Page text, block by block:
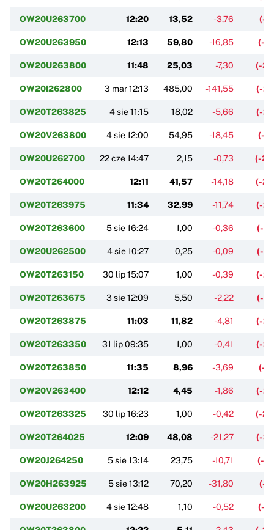
OW20U263700 12:20 13,52 -3,76 (-
OW20U263950 12:13 59,80 -16,85 (-
OW20U263800 11:48 25,03 -7,30 (-
OW20I262800 3 mar 12:13 485,00 -141,55 (-
OW20T263825 4 sie 11:15 18,02 -5,66 (-
OW20V263800 4 sie 12:00 54,95 -18,45 (-
OW20U262700 22 cze 14:47 2,15 -0,73 (-
OW20T264000 12:11 41,57 -14,18 (-
OW20T263975 11:34 32,99 -11,74 (-
OW20T263600 5 sie 16:24 1,00 -0,36 (-
OW20U262500 4 sie 10:27 0,25 -0,09 (-
OW20T263150 30 lip 15:07 1,00 -0,39 (-
OW20T263675 3 sie 12:09 5,50 -2,22 (-
OW20T263875 11:03 11,82 -4,81 (-
OW20T263350 31 lip 09:35 1,00 -0,41 (-
OW20T263850 11:35 8,96 -3,69 (-
OW20V263400 12:12 4,45 -1,86 (-
OW20T263325 30 lip 16:23 1,00 -0,42 (-
OW20T264025 12:09 48,08 -21,27 (-
OW20J264250 5 sie 13:14 23,75 -10,71 (-
OW20H263925 5 sie 13:12 70,20 -31,80 (-
OW20U263200 4 sie 12:48 1,10 -0,52 (-